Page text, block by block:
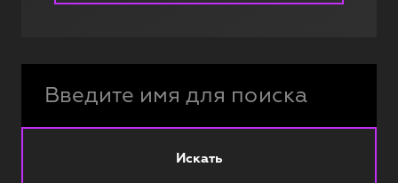
Искать